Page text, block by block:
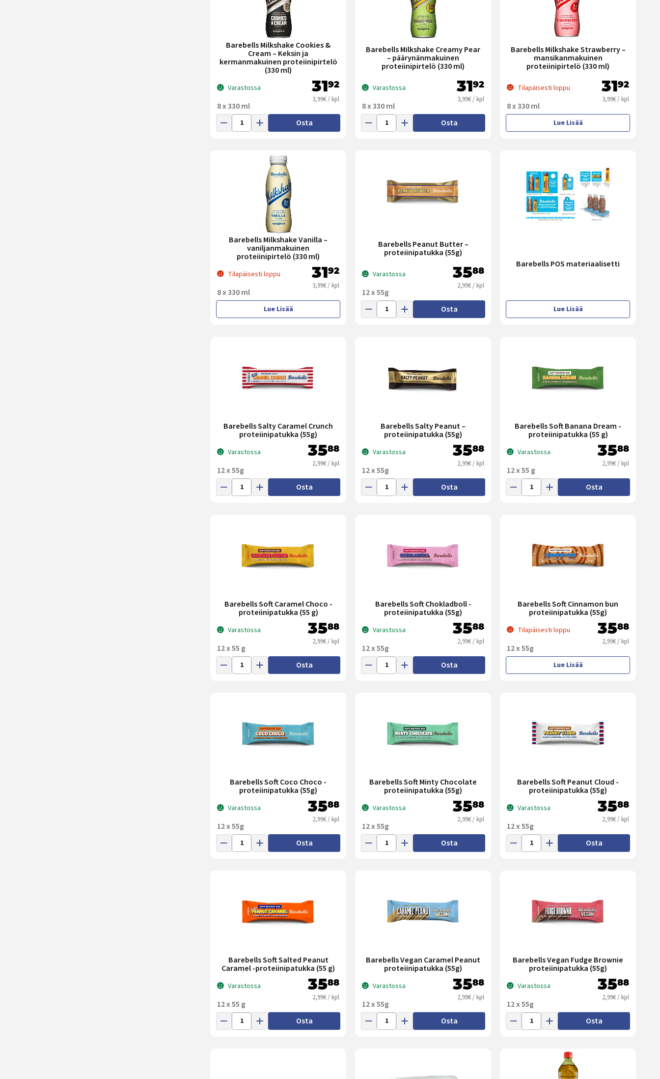
Barebells Milkshake Cookies &
Cream – Keksin ja
kermanmakuinen proteiinipirtelö
(330 ml)
Varastossa 3192
8 x 330 ml
3,99€ / kpl
Osta
Barebells Milkshake Creamy Pear
– päärynänmakuinen
proteiinipirtelö (330 ml)
Varastossa 3192
8 x 330 ml
3,99€ / kpl
Osta
Barebells Milkshake Strawberry –
mansikanmakuinen
proteiinipirtelö (330 ml)
Tilapäisesti loppu 3192
8 x 330 ml
3,99€ / kpl
Lue Lisää
Barebells Milkshake Vanilla –
vaniljanmakuinen
proteiinipirtelö (330 ml)
Tilapäisesti loppu 3192
8 x 330 ml
3,99€ / kpl
Lue Lisää
Barebells Peanut Butter –
proteiinipatukka (55g)
Varastossa 3588
12 x 55g
2,99€ / kpl
Osta
Barebells POS materiaalisetti
Lue Lisää
Barebells Salty Caramel Crunch
proteiinipatukka (55g)
Varastossa 3588
12 x 55g
2,99€ / kpl
Osta
Barebells Salty Peanut –
proteiinipatukka (55g)
Varastossa 3588
12 x 55g
2,99€ / kpl
Osta
Barebells Soft Banana Dream -
proteiinipatukka (55 g)
Varastossa 3588
12 x 55 g
2,99€ / kpl
Osta
Barebells Soft Caramel Choco -
proteiinipatukka (55 g)
Varastossa 3588
12 x 55 g
2,99€ / kpl
Osta
Barebells Soft Chokladboll -
proteiinipatukka (55g)
Varastossa 3588
12 x 55g
2,99€ / kpl
Osta
Barebells Soft Cinnamon bun
proteiinipatukka (55g)
Tilapäisesti loppu 3588
12 x 55g
2,99€ / kpl
Lue Lisää
Barebells Soft Coco Choco -
proteiinipatukka (55g)
Varastossa 3588
12 x 55g
2,99€ / kpl
Osta
Barebells Soft Minty Chocolate
proteiinipatukka (55g)
Varastossa 3588
12 x 55g
2,99€ / kpl
Osta
Barebells Soft Peanut Cloud -
proteiinipatukka (55g)
Varastossa 3588
12 x 55g
2,99€ / kpl
Osta
Barebells Soft Salted Peanut
Caramel -proteiinipatukka (55 g)
Varastossa 3588
12 x 55 g
2,99€ / kpl
Osta
Barebells Vegan Caramel Peanut
proteiinipatukka (55g)
Varastossa 3588
12 x 55g
2,99€ / kpl
Osta
Barebells Vegan Fudge Brownie
proteiinipatukka (55g)
Varastossa 3588
12 x 55g
2,99€ / kpl
Osta